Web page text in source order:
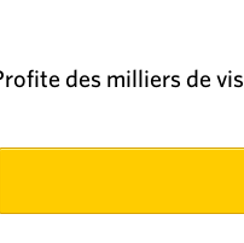
des milliers de